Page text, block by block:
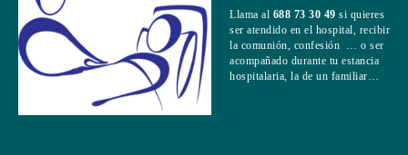
Llama al 688 73 30 49 si quieres
ser atendido en el hospital, recibir
la comunión, confesión … o ser
acompañado durante tu estancia
hospitalaria, la de un familiar…